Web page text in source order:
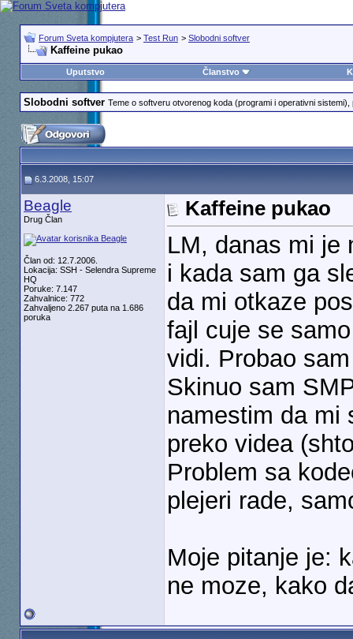
Forum Sveta kompjutera > Test Run > Slobodni softver
Kaffeine pukao
Uputstvo Članstvo
Slobodni softver Teme o softveru otvorenog koda (programi i operativni sistemi),
6.3.2008, 15:07
Beagle
Drug Član
Član od: 12.7.2006.
Lokacija: SSH - Selendra Supreme
HQ
Poruke: 7.147
Zahvalnice: 772
Zahvaljeno 2.267 puta na 1.686
poruka
Kaffeine pukao
LM, danas mi je
i kada sam ga
da mi otkaze
fajl cuje se
vidi. Probao
Skinuo sam
namestim da mi
preko videa
Problem sa
plejeri rade,
Moje pitanje je:
ne moze, kako